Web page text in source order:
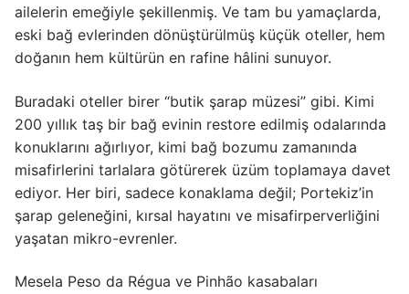
ailelerin emeğiyle şekillenmiş. Ve tam bu yamaçlarda,
eski bağ evlerinden dönüştürülmüş küçük oteller, hem
doğanın hem kültürün en rafine hâlini sunuyor.
Buradaki oteller birer “butik şarap müzesi” gibi. Kimi
200 yıllık taş bir bağ evinin restore edilmiş odalarında
konuklarını ağırlıyor, kimi bağ bozumu zamanında
misafirlerini tarlalara götürerek üzüm toplamaya davet
ediyor. Her biri, sadece konaklama değil; Portekiz’in
şarap geleneğini, kırsal hayatını ve misafirperverliğini
yaşatan mikro-evrenler.
Mesela Peso da Régua ve Pinhão kasabaları